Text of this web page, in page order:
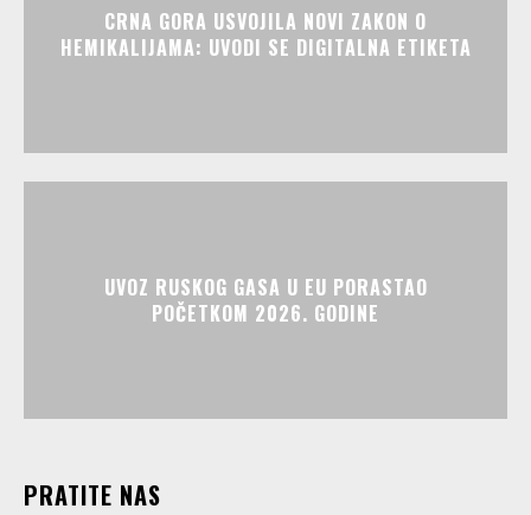
CRNA GORA USVOJILA NOVI ZAKON O
HEMIKALIJAMA: UVODI SE DIGITALNA ETIKETA
UVOZ RUSKOG GASA U EU PORASTAO
POČETKOM 2026. GODINE
PRATITE NAS